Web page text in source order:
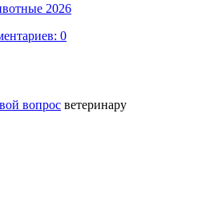
2026
0
вопрос ветеринару